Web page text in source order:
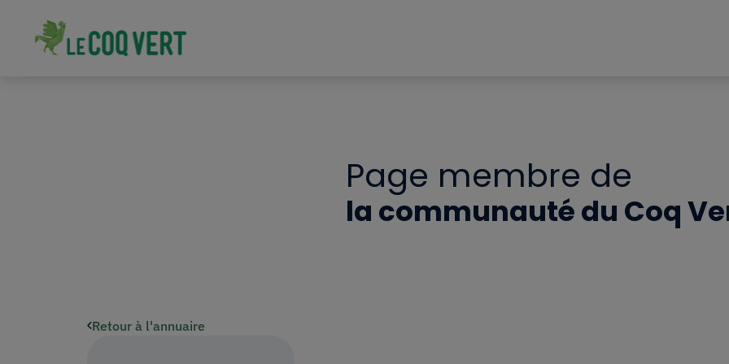
Page membre de
la communauté du Coq
Retour à l'annuaire